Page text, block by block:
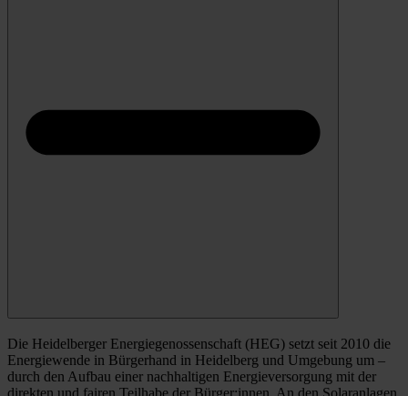
Die Heidelberger Energiegenossenschaft (HEG) setzt seit 2010 die
Energiewende in Bürgerhand in Heidelberg und Umgebung um –
durch den Aufbau einer nachhaltigen Energieversorgung mit der